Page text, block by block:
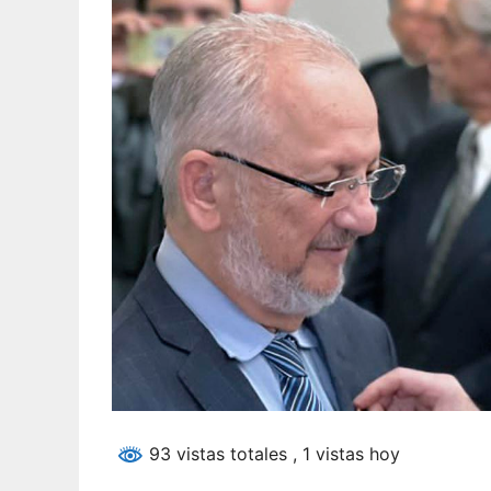
93 vistas totales , 1 vistas hoy